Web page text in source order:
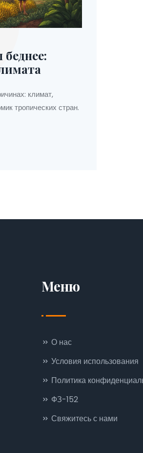
климат,
тропических стран.
Меню
О нас
Условия использования
Политика
ФЗ-152
Свяжитесь с нами